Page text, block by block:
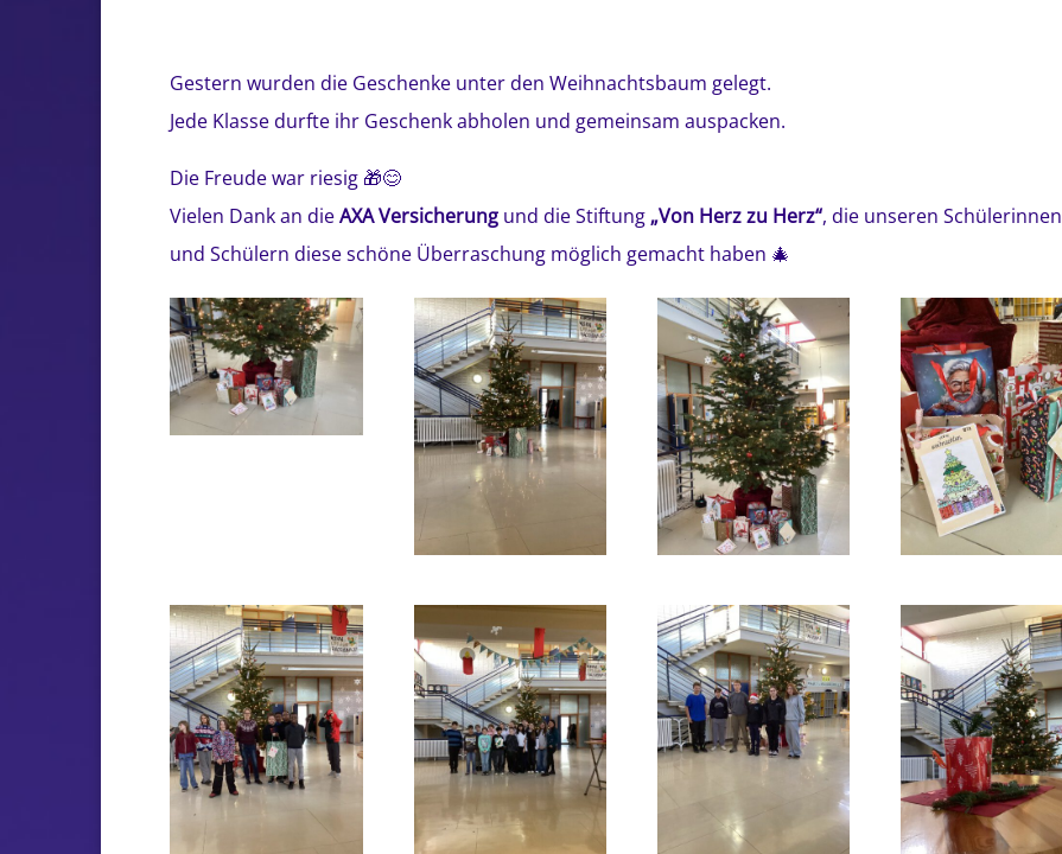
Gestern wurden die Geschenke unter den Weihnachtsbaum gelegt.
Jede Klasse durfte ihr Geschenk abholen und gemeinsam auspacken.
Die Freude war riesig 🎁😊
Vielen Dank an dieAXA Versicherung und die Stiftung „Von Herz zu Herz“, die unseren Schülerinnen
und Schülern diese schöne Überraschung möglich gemacht haben 🎄